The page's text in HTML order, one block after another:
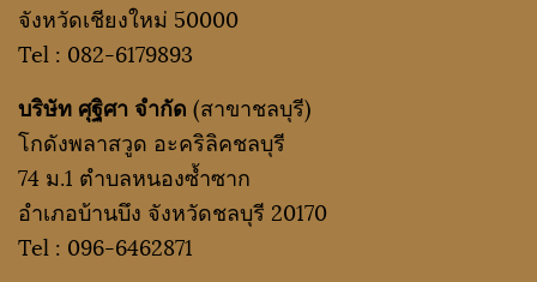
จังหวัดเชียงใหม่ 50000
Tel : 082-6179893
บริษัท ศุฐิศา จำกัด (สาขาชลบุรี)
โกดังพลาสวูด อะคริลิคชลบุรี
74 ม.1 ตำบลหนองซ้ำซาก
อำเภอบ้านบึง จังหวัดชลบุรี 20170
Tel : 096-6462871